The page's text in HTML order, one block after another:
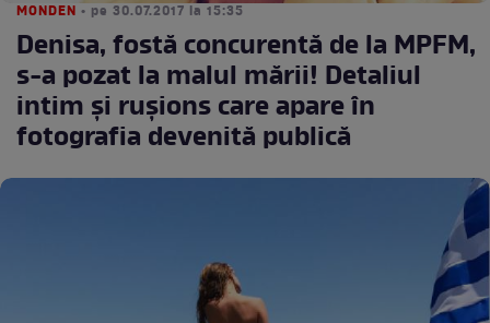
MONDEN • pe 30.07.2017 la 15:35
Denisa, fostă concurentă de la MPFM,
s-a pozat la malul mării! Detaliul
intim şi ruşions care apare în
fotografia devenită publică